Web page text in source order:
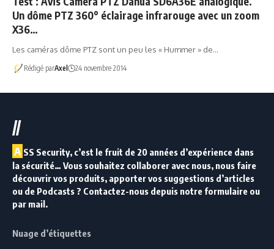
Un dôme PTZ 360° éclairage infrarouge avec un zoom
X36…
Les caméras dôme PTZ sont un peu les « Hummer » de…
Rédigé parAxel 24 novembre 2014
//
A SS Security, c’est le fruit de 20 années d’expérience dans
la sécurité… Vous souhaitez collaborer avec nous, nous faire
découvrir vos produits, apporter vos suggestions d’articles
ou de Podcasts ? Contactez-nous depuis notre formulaire ou
par mail.
Nuage d’étiquettes